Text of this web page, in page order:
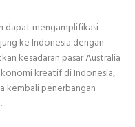
dapat mengamplifikasi
ke Indonesia dengan
kesadaran pasar Australia
kreatif di Indonesia,
kembali penerbangan